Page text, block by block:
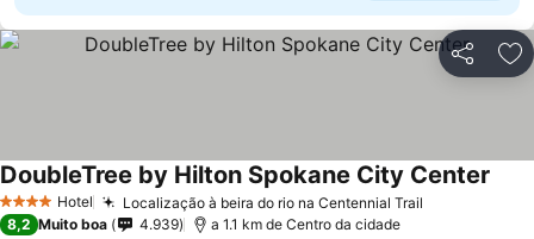
Partilhar
4 EstrelasHotel Localização à beira do rio na Centennial Trail
DoubleTree by Hilton Spokane City Center
8,2 Muito boa 4.939 a 1.1 km de Centro da cidade